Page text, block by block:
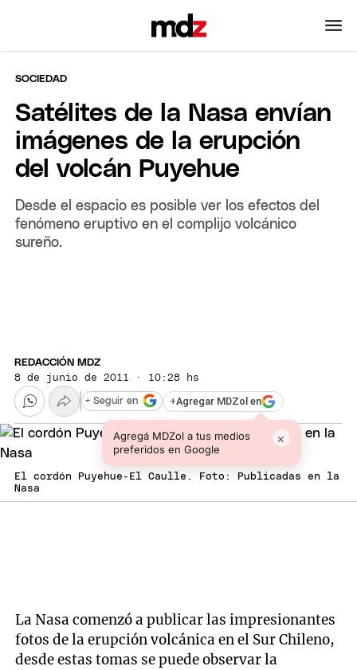
SOCIEDAD
Satélites de la Nasa envían
imágenes de la erupción
del volcán Puyehue
Desde el espacio es posible ver los efectos del
fenómeno eruptivo en el complijo volcánico
sureño.
REDACCIÓN MDZ
8 de junio de 2011 · 10:28 hs
+Agregar MDZol en
Agregá MDZol a tus medios
preferidos en Google
×
+ Seguir en
El cordón Puyehue-El Caulle. Foto: Publicadas en la
Nasa
La Nasa comenzó a publicar las impresionantes
fotos de la erupción volcánica en el Sur Chileno,
desde estas tomas se puede observar la